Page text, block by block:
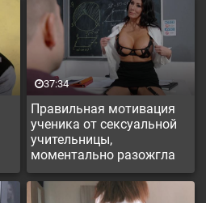
Правильная мотивация
ученика от сексуальной
учительницы,
моментально разожгла
желание учиться у парня
37:34